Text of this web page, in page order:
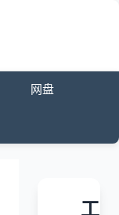
网盘
工